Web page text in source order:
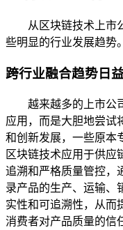
从区块链技术上市
些明显的行业发展趋势。
跨行业融合趋势日
越来越多的上市公
应用，而是大胆地尝试
和创新发展，一些原本
区块链技术应用于供应
追溯和严格质量管控，
录产品的生产、运输、
实性和可追溯性，从而
消费者对产品质量的信